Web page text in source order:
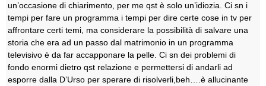
un’occasione di chiarimento, per me qst è solo un’idiozia. Ci sn i
tempi per fare un programma i tempi per dire certe cose in tv per
affrontare certi temi, ma considerare la possibilità di salvare una
storia che era ad un passo dal matrimonio in un programma
televisivo è da far accapponare la pelle. Ci sn dei problemi di
fondo enormi dietro qst relazione e permettersi di andarli ad
esporre dalla D’Urso per sperare di risolverli,beh….è allucinante